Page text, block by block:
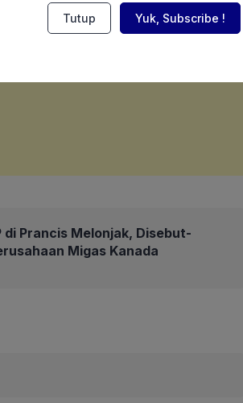
di Prancis Melonjak, Disebut-
Migas Kanada
Tutup Yuk, Subscribe !